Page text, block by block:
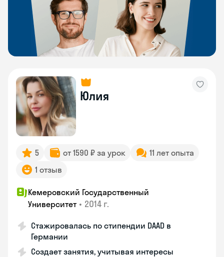
Юлия
5 от 1590 ₽ за урок
11 лет опыта
1 отзыв
Кемеровский Государственный
Университет • 2014 г.
Стажировалась по стипендии DAAD в
Германии
Создает занятия, учитывая интересы